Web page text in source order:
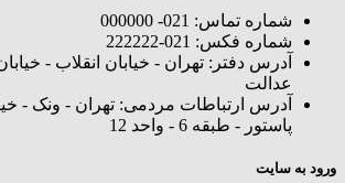
شماره تماس: 021- 000000
شماره فکس: 021-222222
آدرس دفتر: تهران - خیابان انقلاب -
عدالت
آدرس ارتباطات مردمی: تهران - ونک -
پاستور - طبقه 6 - واحد 12
ورود به سایت